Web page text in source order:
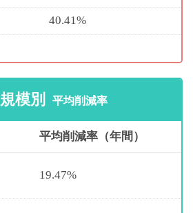
40.41%
模別 平均削減率
平均削減率（年間）
19.47%